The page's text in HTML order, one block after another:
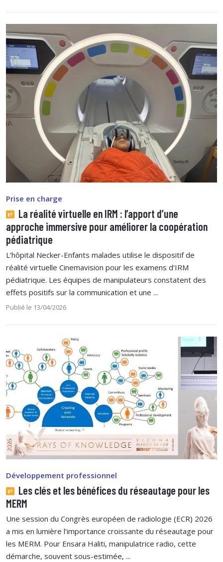
Prise en charge
La réalité virtuelle en IRM : l’apport d’une
approche immersive pour améliorer la coopération
pédiatrique
L’hôpital Necker-Enfants malades utilise le dispositif de
réalité virtuelle Cinemavision pour les examens d'IRM
pédiatrique. Les équipes de manipulateurs constatent des
effets positifs sur la communication et une ...
Publié le 13/04/2026
Développement professionnel
Les clés et les bénéfices du réseautage pour les
MERM
Une session du Congrès européen de radiologie (ECR) 2026
a mis en lumière l’importance croissante du réseautage pour
les MERM. Pour Ensara Haliti, manipulatrice radio, cette
démarche, souvent sous-estimée, ...